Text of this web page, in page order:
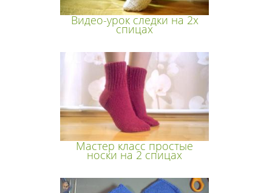
Видео-урок следки на 2х
спицах
Мастер класс простые
носки на 2 спицах